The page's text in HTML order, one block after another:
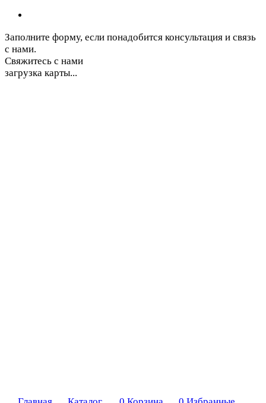
Заполните форму, если понадобится консультация и связь
с нами.
Свяжитесь с нами
загрузка карты...